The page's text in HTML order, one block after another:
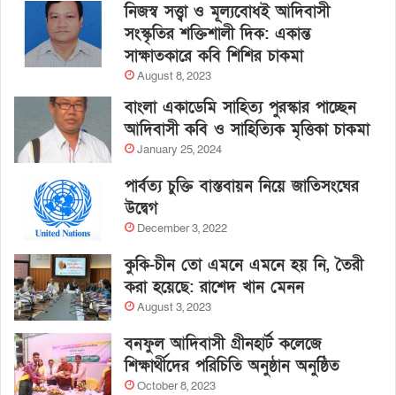
নিজস্ব সত্ত্বা ও মূল্যবোধই আদিবাসী
সংস্কৃতির শক্তিশালী দিক: একান্ত
সাক্ষাতকারে কবি শিশির চাকমা
August 8, 2023
বাংলা একাডেমি সাহিত্য পুরস্কার পাচ্ছেন
আদিবাসী কবি ও সাহিত্যিক মৃত্তিকা চাকমা
January 25, 2024
পার্বত্য চুক্তি বাস্তবায়ন নিয়ে জাতিসংঘের
উদ্বেগ
December 3, 2022
কুকি-চীন তো এমনে এমনে হয় নি, তৈরী
করা হয়েছে: রাশেদ খান মেনন
August 3, 2023
বনফুল আদিবাসী গ্রীনহার্ট কলেজে
শিক্ষার্থীদের পরিচিতি অনুষ্ঠান অনুষ্ঠিত
October 8, 2023